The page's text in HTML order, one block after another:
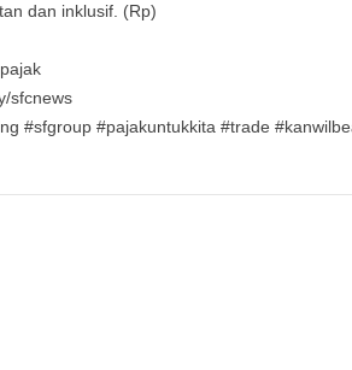
dan inklusif. (Rp)
sfcnews
#sfgroup #pajakuntukkita #trade